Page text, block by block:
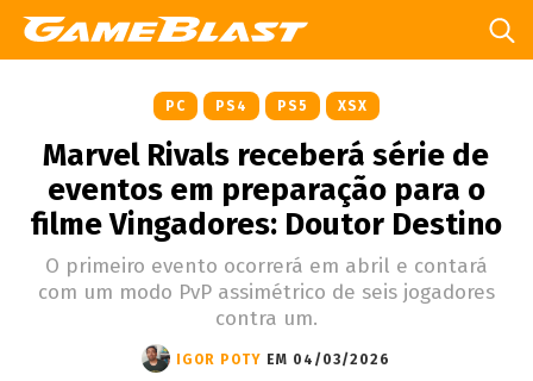
PC PS4 PS5 XSX
Marvel Rivals receberá série de
eventos em preparação para o
filme Vingadores: Doutor Destino
O primeiro evento ocorrerá em abril e contará
com um modo PvP assimétrico de seis jogadores
contra um.
IGOR POTY EM 04/03/2026